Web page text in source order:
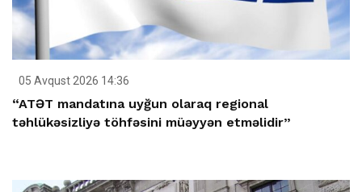
05 Avqust 2026 14:36
“ATƏT mandatına uyğun olaraq regional
təhlükəsizliyə töhfəsini müəyyən etməlidir”